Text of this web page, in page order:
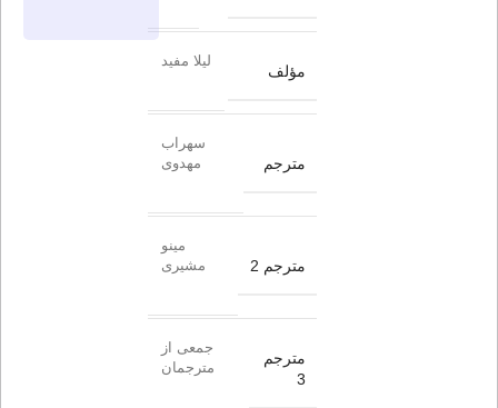
مؤلف
لیلا مفید
مترجم
سهراب
مهدوی
مترجم 2
مینو
مشیری
مترجم
3
جمعی از
مترجمان